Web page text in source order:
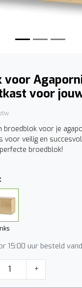
voor
voor
broedblok voor je
voor veilig en
broedblok!
15:00 uur besteld
+